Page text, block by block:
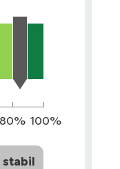
80% 100%
stabil